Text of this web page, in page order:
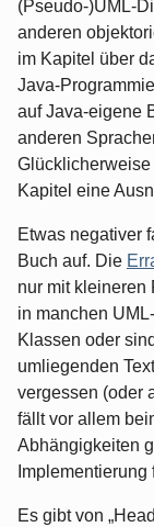
(Pseudo-)UML-
anderen
im Kapitel über
Java-
auf Java-eigene
anderen
Kapitel eine
Etwas negativer
Buch auf. Die
nur mit kleineren
in manchen
Klassen oder
umliegenden
vergessen (oder
fällt vor allem
Abhängigkeiten
Es gibt von